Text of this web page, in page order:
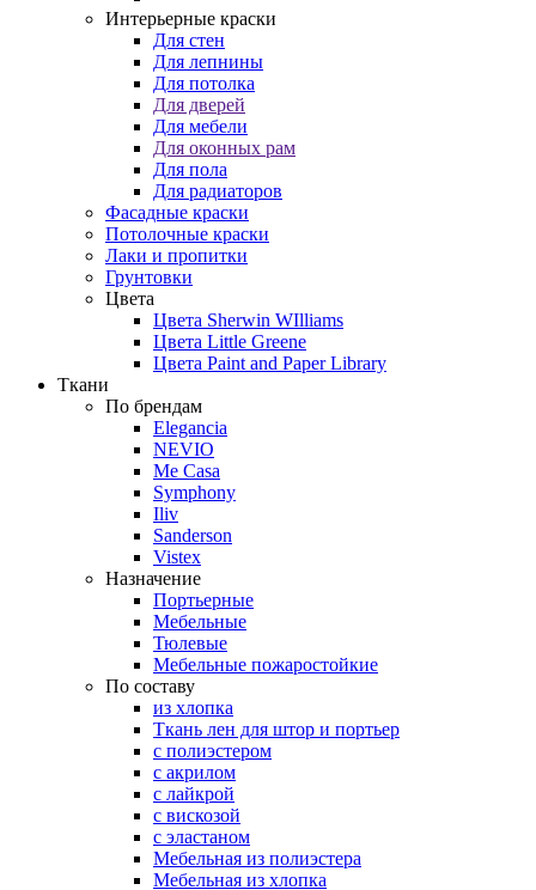
Интерьерные краски
Для стен
Для лепнины
Для потолка
Для дверей
Для мебели
Для оконных рам
Для пола
Для радиаторов
Фасадные краски
Потолочные краски
Лаки и пропитки
Грунтовки
Цвета
Цвета Sherwin WIlliams
Цвета Little Greene
Цвета Paint and Paper Library
Ткани
По брендам
Elegancia
NEVIO
Me Casa
Symphony
Iliv
Sanderson
Vistex
Назначение
Портьерные
Мебельные
Тюлевые
Мебельные пожаростойкие
По составу
из хлопка
Ткань лен для штор и портьер
с полиэстером
с акрилом
с лайкрой
с вискозой
с эластаном
Мебельная из полиэстера
Мебельная из хлопка